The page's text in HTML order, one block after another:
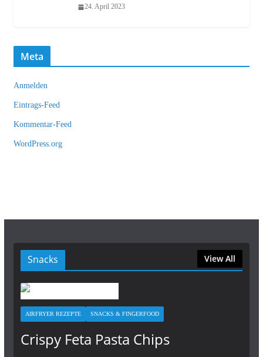
24. April 2023
Meta
Anmelden
Eintrags-Feed
Kommentar-Feed
WordPress.org
Snacks View All
AIRFRYER REZEPTE SNACKS & FINGERFOOD
Crispy Feta Pasta Chips